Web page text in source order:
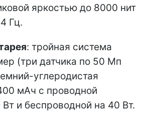
яркостью до 8000 нит
Гц.
: тройная система
(три датчика по 50 Мп
углеродистая
мАч с проводной
Вт и беспроводной на 40 Вт.